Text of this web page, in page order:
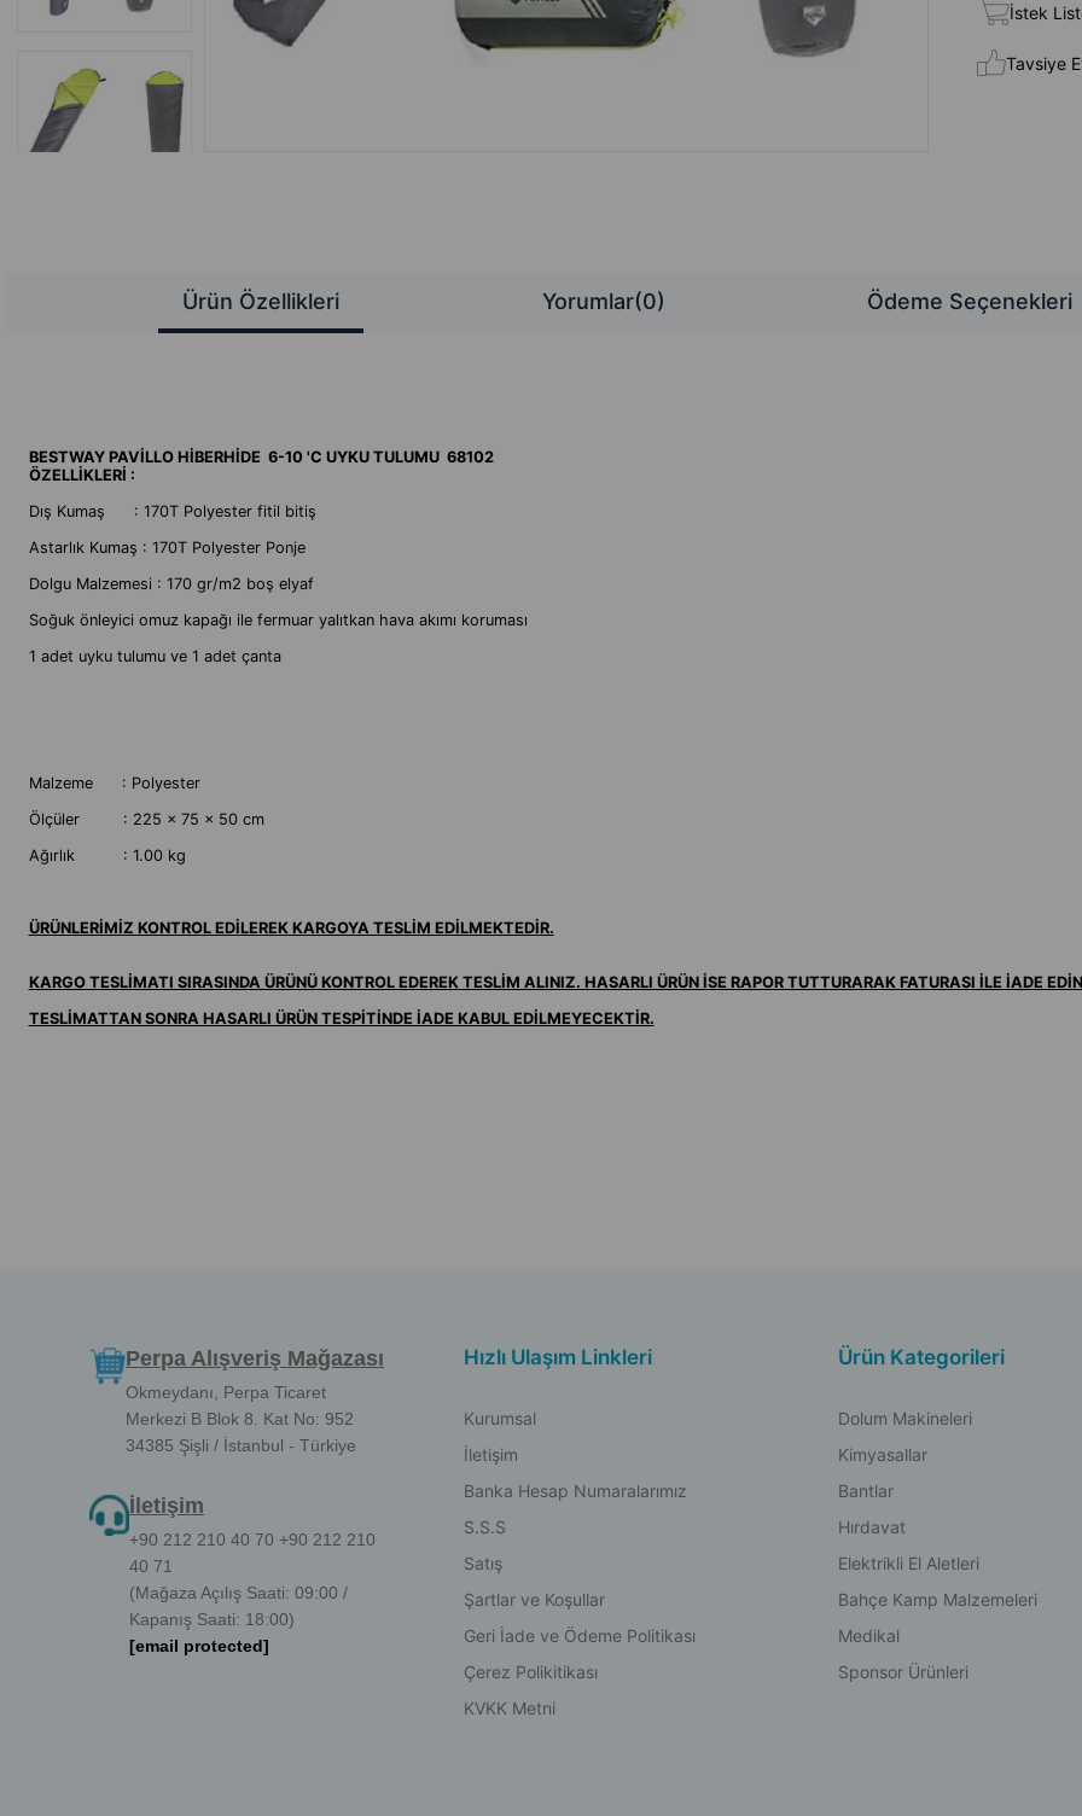
İstek
Tavsiye
Ürün Özellikleri Yorumlar(0) Ödeme Seçenekleri
BESTWAY PAVİLLO HİBERHİDE 6-10 'C UYKU TULUMU 68102
ÖZELLİKLERİ :
Dış Kumaş : 170T Polyester fitil bitiş
Astarlık Kumaş : 170T Polyester Ponje
Dolgu Malzemesi : 170 gr/m2 boş elyaf
Soğuk önleyici omuz kapağı ile fermuar yalıtkan hava akımı koruması
1 adet uyku tulumu ve 1 adet çanta
Malzeme : Polyester
Ölçüler : 225 x 75 x 50 cm
Ağırlık : 1.00 kg
ÜRÜNLERİMİZ KONTROL EDİLEREK KARGOYA TESLİM EDİLMEKTEDİR.
KARGO TESLİMATI SIRASINDA ÜRÜNÜ KONTROL EDEREK TESLİM ALINIZ. HASARLI ÜRÜN İSE RAPOR TUTTURARAK FATURASI İLE İADE
TESLİMATTAN SONRA HASARLI ÜRÜN TESPİTİNDE İADE KABUL EDİLMEYECEKTİR.
Perpa Alışveriş Mağazası
Okmeydanı, Perpa Ticaret
Merkezi B Blok 8. Kat No: 952
34385 Şişli / İstanbul - Türkiye
İletişim
+90 212 210 40 70 +90 212 210
40 71
(Mağaza Açılış Saati: 09:00 /
Kapanış Saati: 18:00)
[email protected]
Hızlı Ulaşım Linkleri
Kurumsal
İletişim
Banka Hesap Numaralarımız
S.S.S
Satış
Şartlar ve Koşullar
Geri İade ve Ödeme Politikası
Çerez Polikitikası
KVKK Metni
Ürün Kategorileri
Dolum Makineleri
Kimyasallar
Bantlar
Hırdavat
Elektrikli El Aletleri
Bahçe Kamp Malzemeleri
Medikal
Sponsor Ürünleri